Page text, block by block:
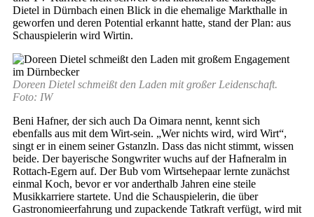
Dietel in Dürnbach einen Blick in die ehemalige Markthalle in
geworfen und deren Potential erkannt hatte, stand der Plan: aus
Schauspielerin wird Wirtin.
Doreen Dietel schmeißt den Laden mit großer Leidenschaft.
Foto: IW
Beni Hafner, der sich auch Da Oimara nennt, kennt sich
ebenfalls aus mit dem Wirt-sein. „Wer nichts wird, wird Wirt“,
singt er in einem seiner Gstanzln. Dass das nicht stimmt, wissen
beide. Der bayerische Songwriter wuchs auf der Hafneralm in
Rottach-Egern auf. Der Bub vom Wirtsehepaar lernte zunächst
einmal Koch, bevor er vor anderthalb Jahren eine steile
Musikkarriere startete. Und die Schauspielerin, die über
Gastronomieerfahrung und zupackende Tatkraft verfügt, wird mit